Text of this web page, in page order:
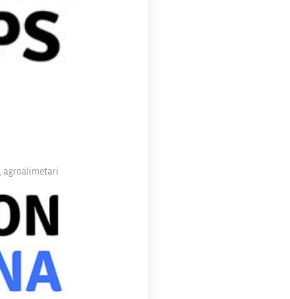
agroalimetari